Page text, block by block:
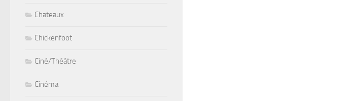
Chateaux
Chickenfoot
Ciné/Théâtre
Cinéma